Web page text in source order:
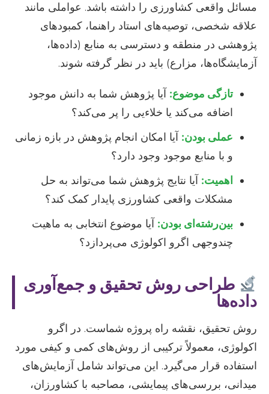
مسائل واقعی کشاورزی را داشته باشد. عواملی مانند
علاقه شخصی، توصیه‌های استاد راهنما، کمبودهای
پژوهشی در منطقه و دسترسی به منابع (داده‌ها،
آزمایشگاه‌ها، مزارع) باید در نظر گرفته شوند.
تازگی موضوع: آیا پژوهش شما به دانش موجود
اضافه می‌کند یا خلاءیی را پر می‌کند؟
عملی بودن: آیا امکان انجام پژوهش در بازه زمانی
و با منابع موجود وجود دارد؟
اهمیت: آیا نتایج پژوهش شما می‌تواند به حل
مشکلات واقعی کشاورزی پایدار کمک کند؟
بین‌رشته‌ای بودن: آیا موضوع انتخابی به ماهیت
چندوجهی اگرو اکولوژی می‌پردازد؟
طراحی روش تحقیق و جمع‌آوری
داده‌ها
روش تحقیق، نقشه راه پروژه شماست. در اگرو
اکولوژی، معمولاً ترکیبی از روش‌های کمی و کیفی مورد
استفاده قرار می‌گیرد. این می‌تواند شامل آزمایش‌های
میدانی، بررسی‌های پیمایشی، مصاحبه با کشاورزان،